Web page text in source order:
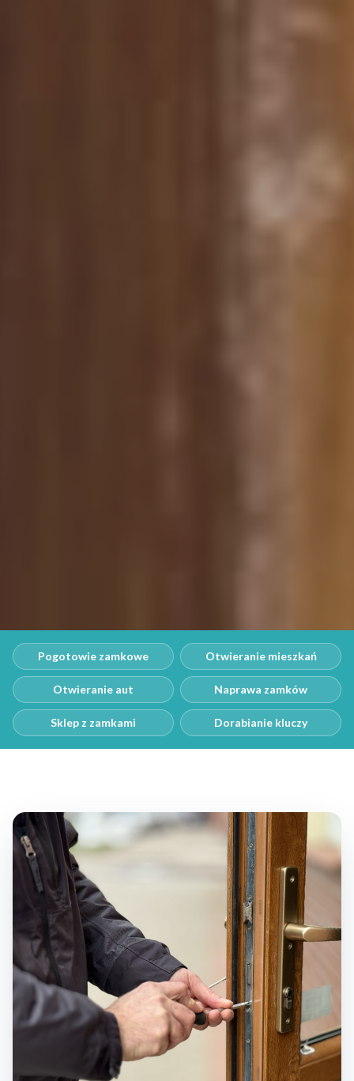
Pogotowie zamkowe Otwieranie mieszkań
Otwieranie aut Naprawa zamków
Sklep z zamkami Dorabianie kluczy